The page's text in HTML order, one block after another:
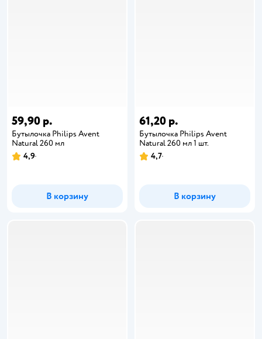
59,90 р.
Бутылочка Philips Avent
Natural 260 мл
4,9
В корзину
61,20 р.
Бутылочка Philips Avent
Natural 260 мл 1 шт.
4,7
В корзину